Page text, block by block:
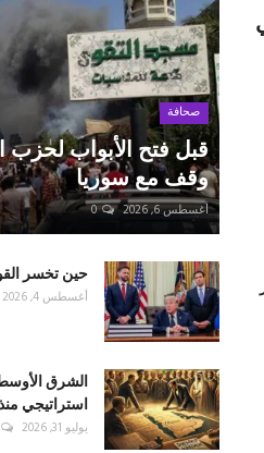
صحافة
قبل فتح الأبواب لحزب
وقف مع سوريا
أغسطس 6, 2026 0
حين تخسر
أغسطس 4, 2026
الشرق
استراتيجي
يوليو 31, 2026